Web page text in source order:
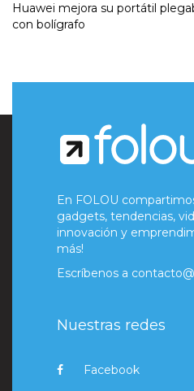
Huawei mejora su portátil
con bolígrafo
En FOLOU
gadgets, tendencias,
innovación y
más!
Escríbenos a
Nuestras redes
Facebook